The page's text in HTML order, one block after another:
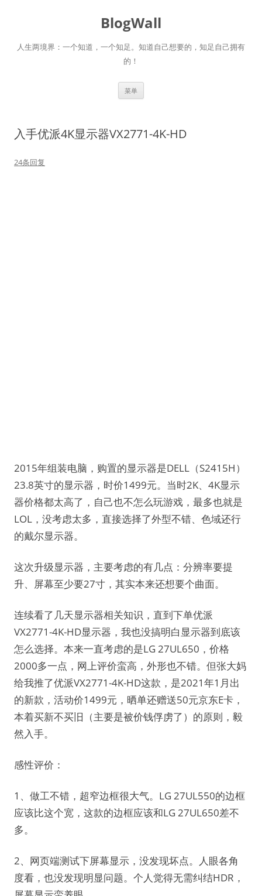
BlogWall
人生两境界：一个知道，一个知足。知道自己想要的，知足自己拥有
的！
菜单
入手优派4K显示器VX2771-4K-HD
24条回复
2015年组装电脑，购置的显示器是DELL（S2415H）
23.8英寸的显示器，时价1499元。当时2K、4K显示
器价格都太高了，自己也不怎么玩游戏，最多也就是
LOL，没考虑太多，直接选择了外型不错、色域还行
的戴尔显示器。
这次升级显示器，主要考虑的有几点：分辨率要提
升、屏幕至少要27寸，其实本来还想要个曲面。
连续看了几天显示器相关知识，直到下单优派
VX2771-4K-HD显示器，我也没搞明白显示器到底该
怎么选择。本来一直考虑的是LG 27UL650，价格
2000多一点，网上评价蛮高，外形也不错。但张大妈
给我推了优派VX2771-4K-HD这款，是2021年1月出
的新款，活动价1499元，晒单还赠送50元京东E卡，
本着买新不买旧（主要是被价钱俘虏了）的原则，毅
然入手。
感性评价：
1、做工不错，超窄边框很大气。LG 27UL550的边框
应该比这个宽，这款的边框应该和LG 27UL650差不
多。
2、网页端测试下屏幕显示，没发现坏点。人眼各角
度看，也没发现明显问题。个人觉得无需纠结HDR，